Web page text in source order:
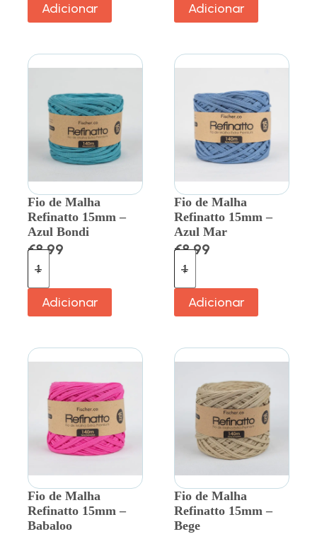
Adicionar Adicionar
Fio de Malha
Refinatto 15mm –
Azul Bondi
€8.99
Adicionar
Fio de Malha
Refinatto 15mm –
Azul Mar
€8.99
Adicionar
Fio de Malha
Refinatto 15mm –
Babaloo
Fio de Malha
Refinatto 15mm –
Bege